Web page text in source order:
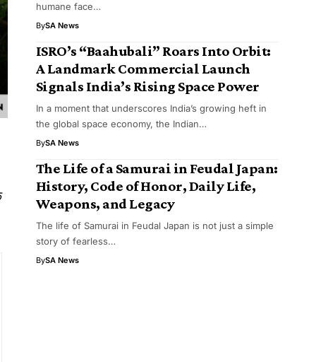
humane face…
BySA News
ISRO’s “Baahubali” Roars Into Orbit:
A Landmark Commercial Launch
Signals India’s Rising Space Power
In a moment that underscores India’s growing heft in
the global space economy, the Indian…
BySA News
The Life of a Samurai in Feudal Japan:
History, Code of Honor, Daily Life,
Weapons, and Legacy
The life of Samurai in Feudal Japan is not just a simple
story of fearless…
BySA News